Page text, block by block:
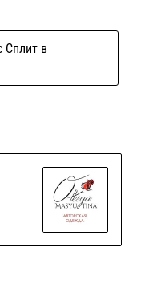
Сплит в